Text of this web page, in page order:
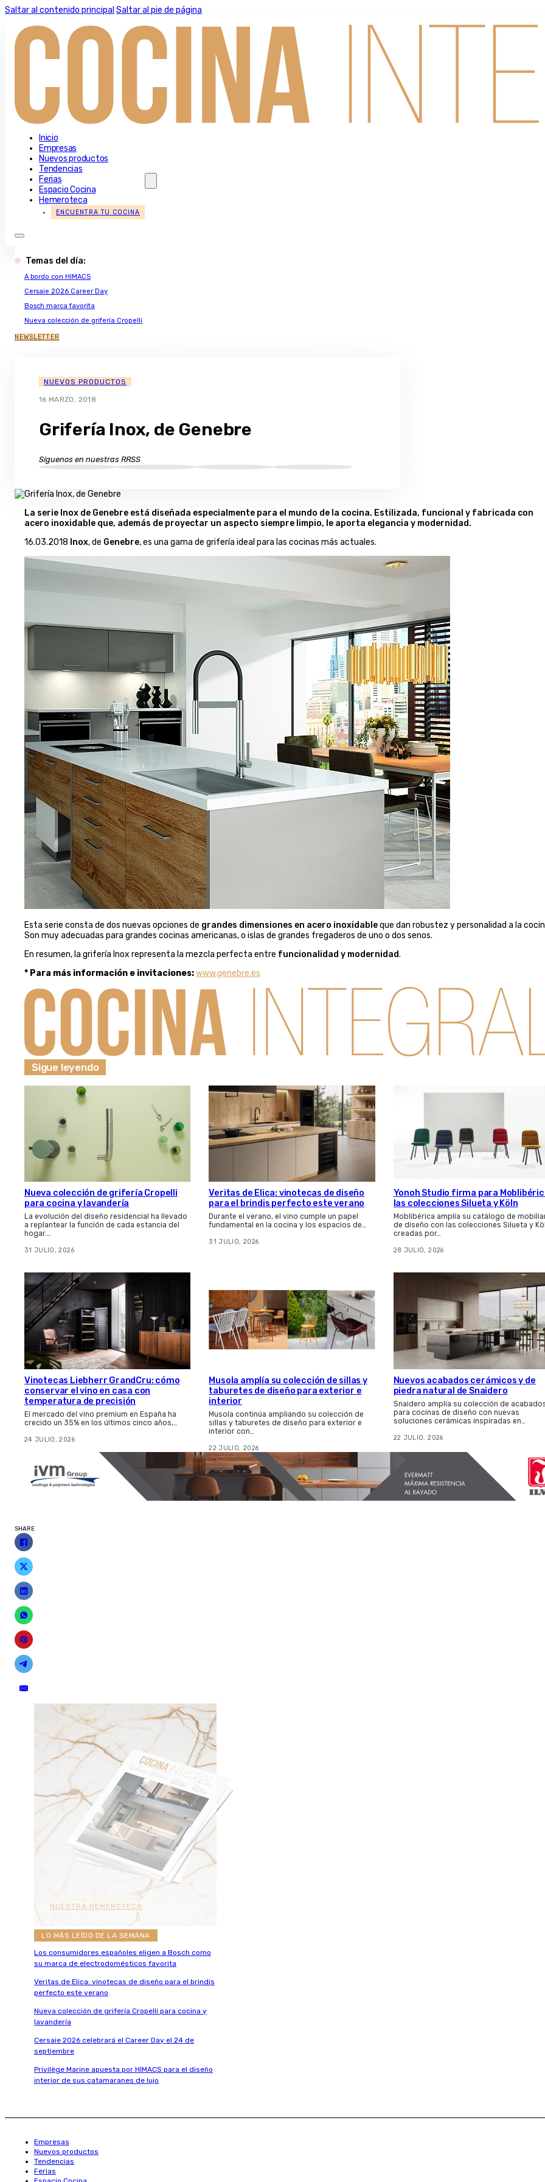
Saltar al contenido principal Saltar al pie de página
Inicio
Empresas
Nuevos productos
Tendencias
Ferias
Espacio Cocina
Hemeroteca
ENCUENTRA TU COCINA
Temas del día:
A bordo con HIMACS
Cersaie 2026 Career Day
Bosch marca favorita
Nueva colección de grifería Cropelli
NEWSLETTER
NUEVOS PRODUCTOS
16 MARZO, 2018
Grifería Inox, de Genebre
Síguenos en nuestras RRSS
La serie Inox de Genebre está diseñada especialmente para el mundo de la cocina. Estilizada, funcional y fabricada con
acero inoxidable que, además de proyectar un aspecto siempre limpio, le aporta elegancia y modernidad.
16.03.2018 Inox, de Genebre, es una gama de grifería ideal para las cocinas más actuales.
Esta serie consta de dos nuevas opciones de grandes dimensiones en acero inoxidableque dan robustez y personalidad a la
Son muy adecuadas para grandes cocinas americanas, o islas de grandes fregaderos de uno o dos senos.
En resumen, la grifería Inox representa la mezcla perfecta entre funcionalidad y modernidad.
* Para más información e invitaciones:www.genebre.es
Sigue leyendo
Nueva colección de grifería Cropelli
para cocina y lavandería
La evolución del diseño residencial ha llevado
a replantear la función de cada estancia del
hogar.…
31 JULIO, 2026
Veritas de Elica: vinotecas de diseño
para el brindis perfecto este verano
Durante el verano, el vino cumple un papel
fundamental en la cocina y los espacios de…
31 JULIO, 2026
Yonoh Studio firma para
las colecciones Silueta y Köln
Moblibérica amplía su catálogo de
de diseño con las colecciones Silueta y
creadas por…
28 JULIO, 2026
Vinotecas Liebherr GrandCru: cómo
conservar el vino en casa con
temperatura de precisión
El mercado del vino premium en España ha
crecido un 35% en los últimos cinco años,…
24 JULIO, 2026
Musola amplía su colección de sillas y
taburetes de diseño para exterior e
interior
Musola continúa ampliando su colección de
sillas y taburetes de diseño para exterior e
interior con…
22 JULIO, 2026
Nuevos acabados cerámicos y de
piedra natural de Snaidero
Snaidero amplía su colección de
para cocinas de diseño con nuevas
soluciones cerámicas inspiradas en…
22 JULIO, 2026
SHARE
NUESTRA HEMEROTECA
LO MÁS LEÍDO DE LA SEMANA
Los consumidores españoles eligen a Bosch como
su marca de electrodomésticos favorita
Veritas de Elica: vinotecas de diseño para el brindis
perfecto este verano
Nueva colección de grifería Cropelli para cocina y
lavandería
Cersaie 2026 celebrará el Career Day el 24 de
septiembre
Privilège Marine apuesta por HIMACS para el diseño
interior de sus catamaranes de lujo
Empresas
Nuevos productos
Tendencias
Ferias